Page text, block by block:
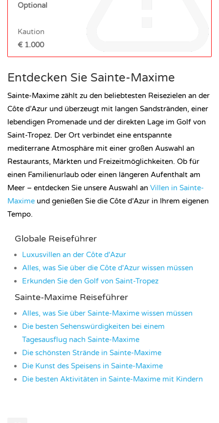
Optional
Kaution
€ 1.000
Entdecken Sie Sainte-Maxime
Sainte-Maxime zählt zu den beliebtesten Reisezielen an der
Côte d’Azur und überzeugt mit langen Sandstränden, einer
lebendigen Promenade und der direkten Lage im Golf von
Saint-Tropez. Der Ort verbindet eine entspannte
mediterrane Atmosphäre mit einer großen Auswahl an
Restaurants, Märkten und Freizeitmöglichkeiten. Ob für
einen Familienurlaub oder einen längeren Aufenthalt am
Meer – entdecken Sie unsere Auswahl an Villen in Sainte-
Maxime und genießen Sie die Côte d’Azur in Ihrem eigenen
Tempo.
Globale Reiseführer
Luxusvillen an der Côte d'Azur
Alles, was Sie über die Côte d'Azur wissen müssen
Erkunden Sie den Golf von Saint-Tropez
Sainte-Maxime Reiseführer
Alles, was Sie über Sainte-Maxime wissen müssen
Die besten Sehenswürdigkeiten bei einem
Tagesausflug nach Sainte-Maxime
Die schönsten Strände in Sainte-Maxime
Die Kunst des Speisens in Sainte-Maxime
Die besten Aktivitäten in Sainte-Maxime mit Kindern